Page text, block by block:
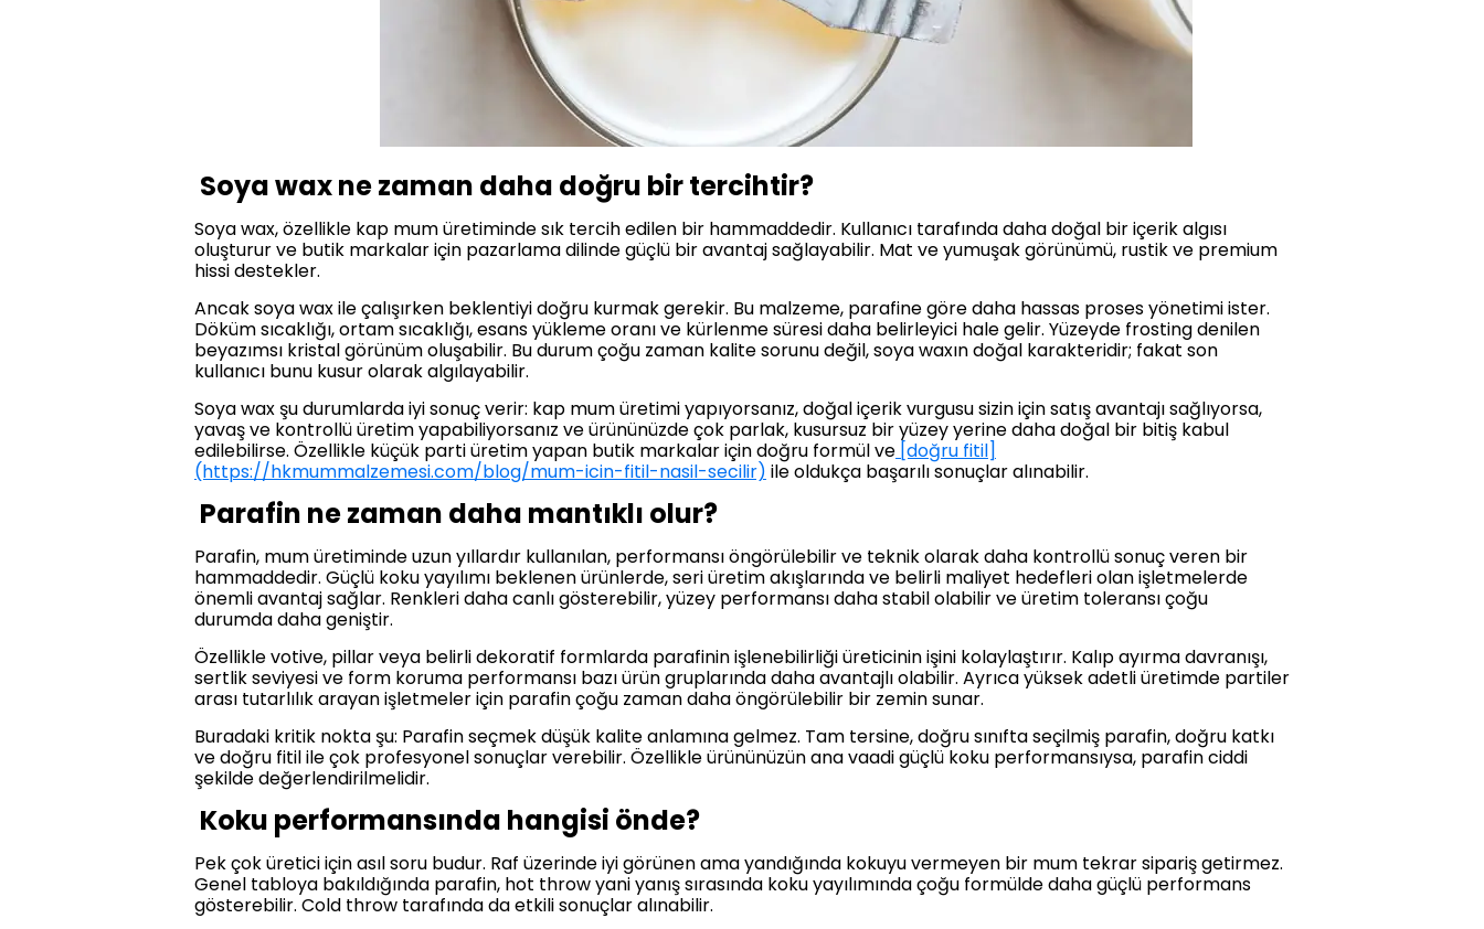
Soya wax ne zaman daha doğru bir tercihtir?
Soya wax, özellikle kap mum üretiminde sık tercih edilen bir hammaddedir. Kullanıcı tarafında daha doğal bir içerik algısı
oluşturur ve butik markalar için pazarlama dilinde güçlü bir avantaj sağlayabilir. Mat ve yumuşak görünümü, rustik ve premium
hissi destekler.
Ancak soya wax ile çalışırken beklentiyi doğru kurmak gerekir. Bu malzeme, parafine göre daha hassas proses yönetimi ister.
Döküm sıcaklığı, ortam sıcaklığı, esans yükleme oranı ve kürlenme süresi daha belirleyici hale gelir. Yüzeyde frosting denilen
beyazımsı kristal görünüm oluşabilir. Bu durum çoğu zaman kalite sorunu değil, soya waxın doğal karakteridir; fakat son
kullanıcı bunu kusur olarak algılayabilir.
Soya wax şu durumlarda iyi sonuç verir: kap mum üretimi yapıyorsanız, doğal içerik vurgusu sizin için satış avantajı sağlıyorsa,
yavaş ve kontrollü üretim yapabiliyorsanız ve ürününüzde çok parlak, kusursuz bir yüzey yerine daha doğal bir bitiş kabul
edilebilirse. Özellikle küçük parti üretim yapan butik markalar için doğru formül ve [doğru fitil]
(https://hkmummalzemesi.com/blog/mum-icin-fitil-nasil-secilir) ile oldukça başarılı sonuçlar alınabilir.
Parafin ne zaman daha mantıklı olur?
Parafin, mum üretiminde uzun yıllardır kullanılan, performansı öngörülebilir ve teknik olarak daha kontrollü sonuç veren bir
hammaddedir. Güçlü koku yayılımı beklenen ürünlerde, seri üretim akışlarında ve belirli maliyet hedefleri olan işletmelerde
önemli avantaj sağlar. Renkleri daha canlı gösterebilir, yüzey performansı daha stabil olabilir ve üretim toleransı çoğu
durumda daha geniştir.
Özellikle votive, pillar veya belirli dekoratif formlarda parafinin işlenebilirliği üreticinin işini kolaylaştırır. Kalıp ayırma davranışı,
sertlik seviyesi ve form koruma performansı bazı ürün gruplarında daha avantajlı olabilir. Ayrıca yüksek adetli üretimde partiler
arası tutarlılık arayan işletmeler için parafin çoğu zaman daha öngörülebilir bir zemin sunar.
Buradaki kritik nokta şu: Parafin seçmek düşük kalite anlamına gelmez. Tam tersine, doğru sınıfta seçilmiş parafin, doğru katkı
ve doğru fitil ile çok profesyonel sonuçlar verebilir. Özellikle ürününüzün ana vaadi güçlü koku performansıysa, parafin ciddi
şekilde değerlendirilmelidir.
Koku performansında hangisi önde?
Pek çok üretici için asıl soru budur. Raf üzerinde iyi görünen ama yandığında kokuyu vermeyen bir mum tekrar sipariş getirmez.
Genel tabloya bakıldığında parafin, hot throw yani yanış sırasında koku yayılımında çoğu formülde daha güçlü performans
gösterebilir. Cold throw tarafında da etkili sonuçlar alınabilir.